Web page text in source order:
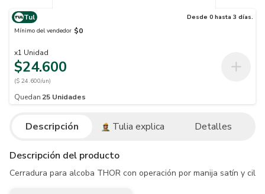
Tul
Desde 0 hasta 3 días.
Mínimo del vendedor $0
x1 Unidad
$24.600
($ 24.600/un)
Quedan 25 Unidades
Descripción Tulia explica Detalles
Descripción del producto
Cerradura para alcoba THOR con operación por manija satín y